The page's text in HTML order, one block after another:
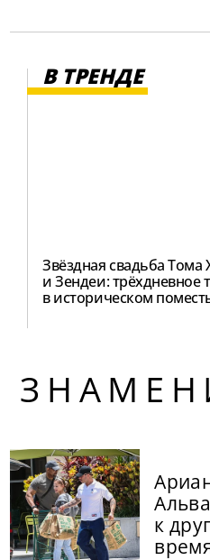
В ТРЕНДЕ
Звёздная свадьба Тома
и Зендеи: трёхдневное
в историческом
к